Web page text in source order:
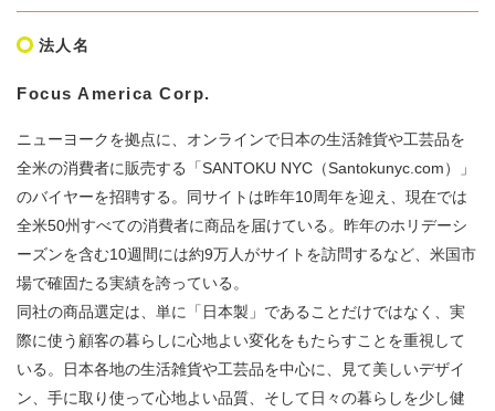
法人名
Focus America Corp.​
ニューヨークを拠点に、オンラインで日本の生活雑貨や工芸品を
全米の消費者に販売する「SANTOKU NYC（Santokunyc.com）」
のバイヤーを招聘する。同サイトは昨年10周年を迎え、現在では
全米50州すべての消費者に商品を届けている。昨年のホリデーシ
ーズンを含む10週間には約9万人がサイトを訪問するなど、米国市
場で確固たる実績を誇っている。
同社の商品選定は、単に「日本製」であることだけではなく、実
際に使う顧客の暮らしに心地よい変化をもたらすことを重視して
いる。日本各地の生活雑貨や工芸品を中心に、見て美しいデザイ
ン、手に取り使って心地よい品質、そして日々の暮らしを少し健